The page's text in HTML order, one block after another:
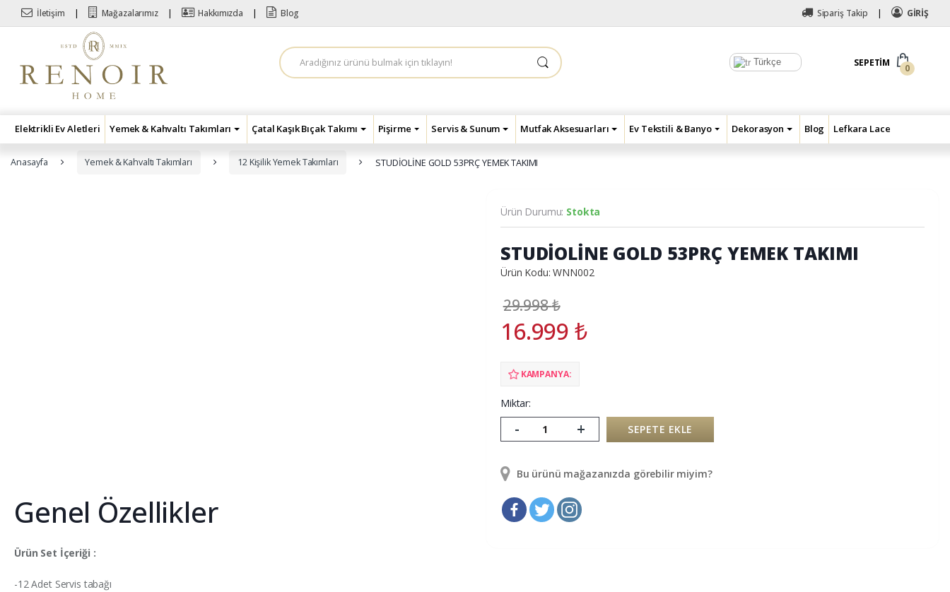
Skip to navigation
Skip to content
İletişim Mağazalarımız Hakkımızda Blog Sipariş Takip GİRİŞ
Türkçe
A
r
a
SEPETIM
0
Elektrikli Ev Aletleri Yemek & Kahvaltı Takımları Çatal Kaşık Bıçak Takımı Pişirme Servis & Sunum Mutfak Aksesuarları Ev Tekstili & Banyo Dekorasyon Blog Lefkara Lace
Anasayfa Yemek & Kahvaltı Takımları 12 Kişilik Yemek Takımları STUDİOLİNE GOLD 53PRÇ YEMEK TAKIMI
Genel Özellikler
Ürün Set İçeriği :
-12 Adet Servis tabağı
Ürün Durumu: Stokta
STUDİOLİNE GOLD 53PRÇ YEMEK TAKIMI
Ürün Kodu: WNN002
29.998₺
16.999₺
KAMPANYA:
Miktar:
- + SEPETE EKLE
Bu ürünü mağazanızda görebilir miyim?